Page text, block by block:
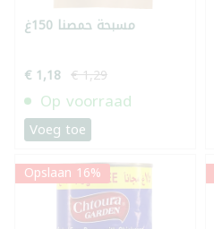
مسبحة حمصنا 150غ
€ 1,18 € 1,29
Op voorraad
Voeg toe
Opslaan 16%